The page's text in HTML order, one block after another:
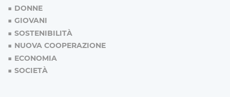
DONNE
GIOVANI
SOSTENIBILITÀ
NUOVA COOPERAZIONE
ECONOMIA
SOCIETÀ